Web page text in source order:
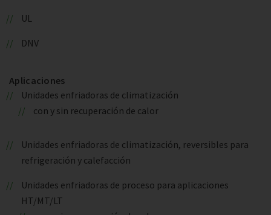
UL
DNV
Aplicaciones
Unidades enfriadoras de climatización
con y sin recuperación de calor
Unidades enfriadoras de climatización, reversibles para
refrigeración y calefacción
Unidades enfriadoras de proceso para aplicaciones
HT/MT/LT